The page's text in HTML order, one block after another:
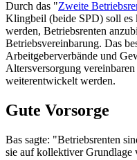
Durch das "Zweite
Klingbeil (beide SPD) soll es
werden, Betriebsrenten
Betriebsvereinbarung. Das
Arbeitgeberverbände und
Altersversorgung
weiterentwickelt werden.
Gute Vorsorge
Bas sagte: "Betriebsrenten
sie auf kollektiver Grundlage